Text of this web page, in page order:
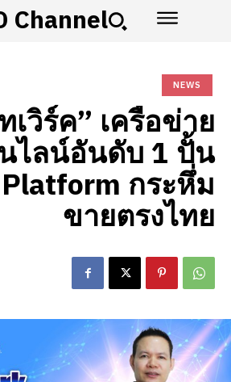
Channel
NEWS
เวิร์ค” เครือข่าย
ไลน์อันดับ 1 ปั้น
กระหึ่ม
ขายตรงไทย